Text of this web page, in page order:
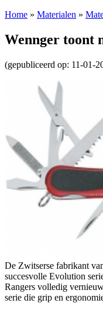
Home » Materialen »
Wennger toont
(gepubliceerd op: 11-01-
De Zwitserse fabrikant
succesvolle Evolution
Rangers volledig
serie die grip en